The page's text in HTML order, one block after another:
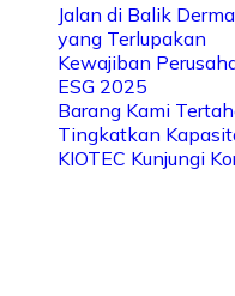
Jalan di Balik
yang Terlupakan
Kewajiban
ESG 2025
Barang Kami
Tingkatkan
KIOTEC Kunjungi